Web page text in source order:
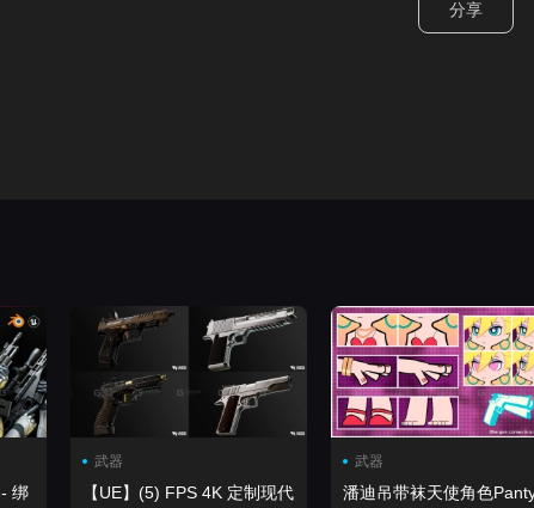
分享
绑
武器
【UE】(5) FPS 4K 定制现代
武器
潘迪吊带袜天使角色